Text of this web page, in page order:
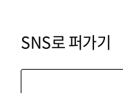
SNS로 퍼가기